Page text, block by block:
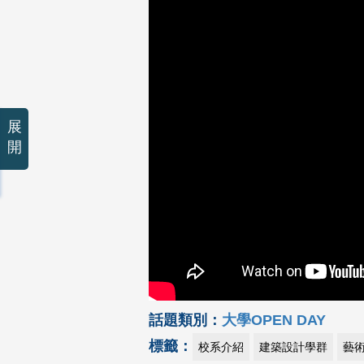
話題類別： 大學OPEN DAY
標籤：
校系介紹 建築設計學群 藝
展
開